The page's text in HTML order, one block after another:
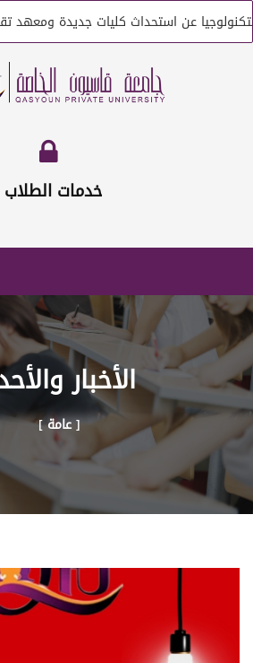
عن استحداث كليات جديدة ومعهد تقني
عن التعاقد مع أعضاء هيئة تعليمية من
خدمات الطلاب
الأخبار
[ عامة ]